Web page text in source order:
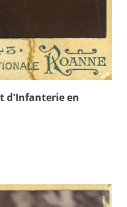
d'Infanterie en